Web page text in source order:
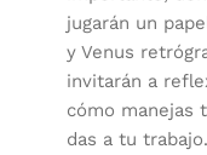
jugarán un
y Venus
invitarán a
cómo manejas
das a tu